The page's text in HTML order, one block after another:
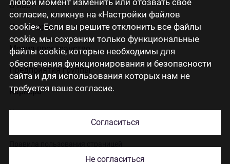
любой момент изменить или отозвать свое
согласие, кликнув на «Настройки файлов
cookie». Если вы решите отклонить все файлы
cookie, мы сохраним только функциональные
файлы cookie, которые необходимы для
обеспечения функционирования и безопасности
сайта и для использования которых нам не
требуется ваше согласие.
Согласиться
Не согласиться
О нас
Инвесторам
Медиа-пространство
Предприятия группы
Карьера
Контакты